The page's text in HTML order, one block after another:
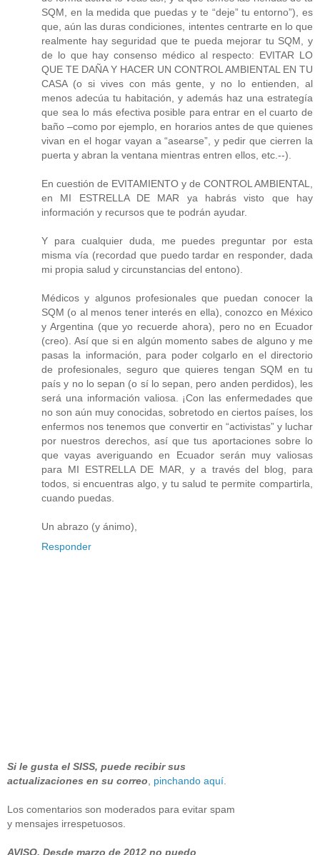
SQM, en la medida que puedas y te “deje” tu entorno”), es
que, aún las duras condiciones, intentes centrarte en lo que
realmente hay seguridad que te pueda mejorar tu SQM, y
de lo que hay consenso médico al respecto: EVITAR LO
QUE TE DAÑA Y HACER UN CONTROL AMBIENTAL EN TU
CASA (o si vives con más gente, y no lo entienden, al
menos adecúa tu habitación, y además haz una estrategía
que sea lo más efectiva posible para entrar en el cuarto de
baño –como por ejemplo, en horarios antes de que quienes
vivan en el hogar vayan a “asearse”, y pedir que cierren la
puerta y abran la ventana mientras entren ellos, etc.--).
En cuestión de EVITAMIENTO y de CONTROL AMBIENTAL,
en MI ESTRELLA DE MAR ya habrás visto que hay
información y recursos que te podrán ayudar.
Y para cualquier duda, me puedes preguntar por esta
misma vía (recordad que puedo tardar en responder, dada
mi propia salud y circunstancias del entono).
Médicos y algunos profesionales que puedan conocer la
SQM (o al menos tener interés en ella), conozco en México
y Argentina (que yo recuerde ahora), pero no en Ecuador
(creo). Así que si en algún momento sabes de alguno y me
pasas la información, para poder colgarlo en el directorio
de profesionales, seguro que quieres tengan SQM en tu
país y no lo sepan (o sí lo sepan, pero anden perdidos), les
será una información valiosa. ¡Con las enfermedades que
no son aún muy conocidas, sobretodo en ciertos países, los
enfermos nos tenemos que convertir en “activistas” y luchar
por nuestros derechos, así que tus aportaciones sobre lo
que vayas averiguando en Ecuador serán muy valiosas
para MI ESTRELLA DE MAR, y a través del blog, para
todos, si encuentras algo, y tu salud te permite compartirla,
cuando puedas.
Un abrazo (y ánimo),
Responder
Si le gusta el SISS, puede recibir sus
actualizaciones en su correo
pinchando aquí
Los comentarios son moderados para evitar spam
y mensajes irrespetuosos.
AVISO. Desde marzo de 2012 no puedo